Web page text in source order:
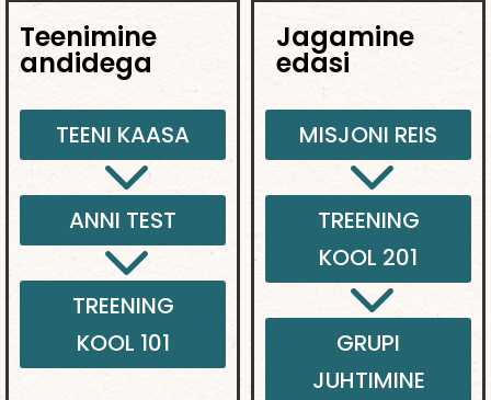
Teenimine
andidega
TEENI KAASA
3
ANNI TEST
3
TREENING
KOOL 101
Jagamine
edasi
MISJONI REIS
3
TREENING
KOOL 201
3
GRUPI
JUHTIMINE